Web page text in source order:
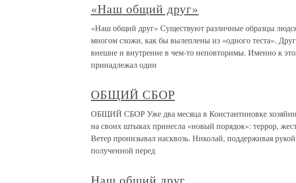
«Наш общий друг»
«Наш общий друг» Существуют различные образцы
многом схожи, как бы вылеплены из «одного теста».
внешне и внутренне в чем-то неповторимы. Именно к
принадлежал один
ОБЩИЙ СБОР
ОБЩИЙ СБОР Уже два месяца в Константиновке
на своих штыках принесла «новый порядок»: террор,
Ветер пронизывал насквозь. Николай, поддерживая
полученной перед